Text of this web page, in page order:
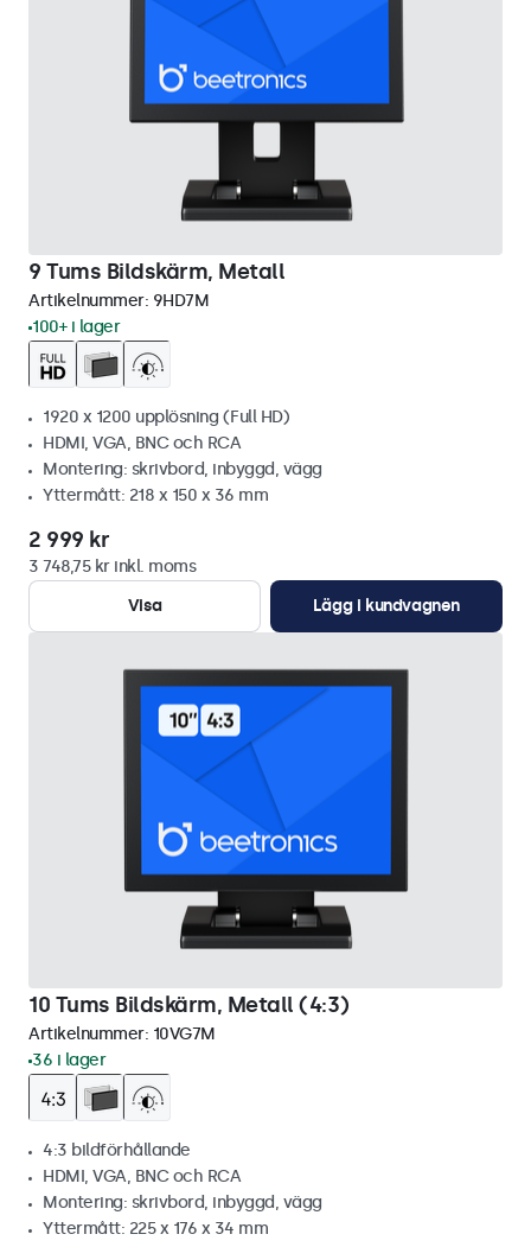
9 Tums Bildskärm, Metall
Artikelnummer: 9HD7M
100+ i lager
1920 x 1200 upplösning (Full HD)
HDMI, VGA, BNC och RCA
Montering: skrivbord, inbyggd, vägg
Yttermått: 218 x 150 x 36 mm
2 999 kr
3 748,75 kr inkl. moms
Visa
Lägg i kundvagnen
10 Tums Bildskärm, Metall (4:3)
Artikelnummer: 10VG7M
36 i lager
4:3 bildförhållande
HDMI, VGA, BNC och RCA
Montering: skrivbord, inbyggd, vägg
Yttermått: 225 x 176 x 34 mm